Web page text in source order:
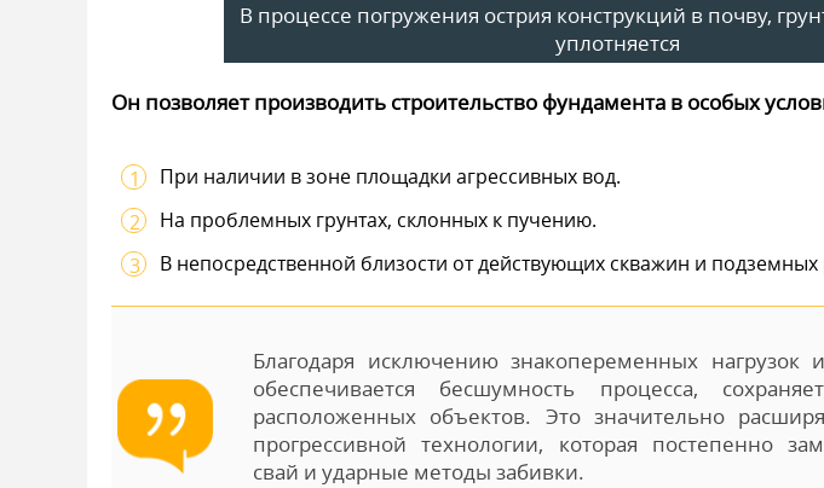
В процессе погружения острия конструкций в почву,
уплотняется
Он позволяет производить строительство фундамента в особых
При наличии в зоне площадки агрессивных вод.
На проблемных грунтах, склонных к пучению.
В непосредственной близости от действующих скважин и подземных
Благодаря исключению знакопеременных нагрузок
обеспечивается бесшумность процесса,
расположенных объектов. Это значительно
прогрессивной технологии, которая постепенно
свай и ударные методы забивки.